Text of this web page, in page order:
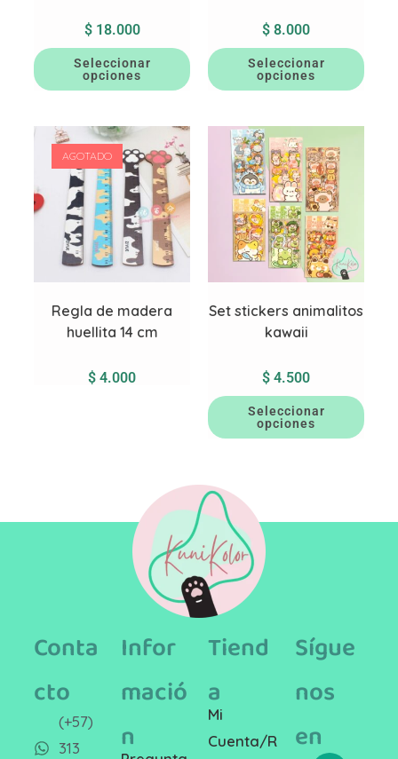
$18.000
Seleccionar
opciones
$ 8.000
Seleccionar
opciones
AGOTADO
Regla de madera
huellita 14 cm
$ 4.000
Set stickers animalitos
kawaii
$ 4.500
Seleccionar
opciones
Conta
cto
(+57)
313
Infor
mació
n
Tiend
a
Mi
Cuenta/R
Sígue
nos
en